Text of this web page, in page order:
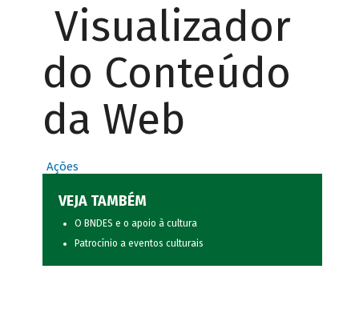
Visualizador
do Conteúdo
da Web
Ações
VEJA TAMBÉM
O BNDES e o apoio à cultura
Patrocínio a eventos culturais